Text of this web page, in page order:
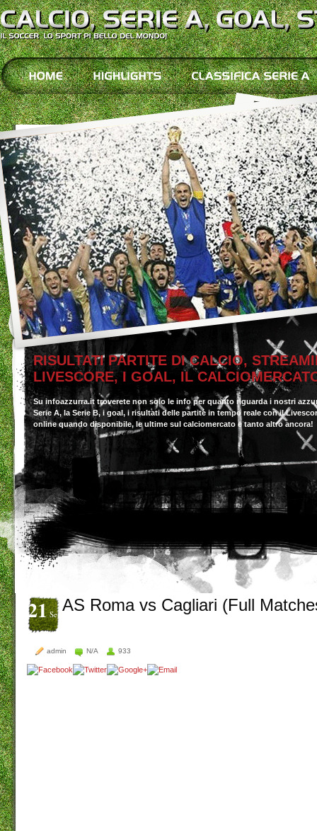
RISULTATI PARTITE DI CALCIO,
LIVESCORE, I GOAL, IL
Su infoazzurra.it troverete non solo le info per quanto riguarda i nostri
Serie A, la Serie B, i goal, i risultati delle partite in tempo reale con il
online quando disponibile, le ultime sul calciomercato e tanto altro ancora!
21Set AS Roma vs Cagliari (Full
admin N/A 933